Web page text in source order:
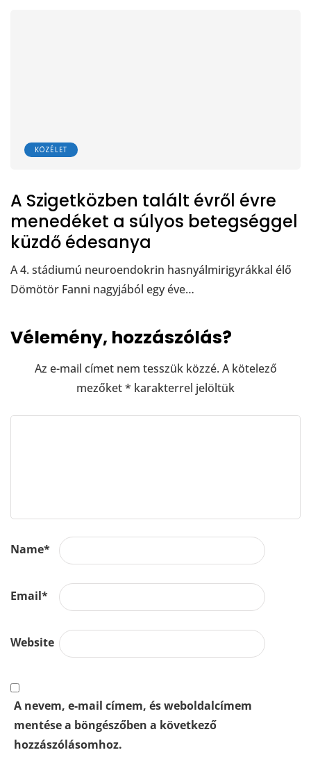
KÖZÉLET
A Szigetközben talált évről évre
menedéket a súlyos betegséggel
küzdő édesanya
A 4. stádiumú neuroendokrin hasnyálmirigyrákkal élő
Dömötör Fanni nagyjából egy éve…
Vélemény, hozzászólás?
Az e-mail címet nem tesszük közzé. A kötelező
mezőket* karakterrel jelöltük
Name*
Email*
Website
A nevem, e-mail címem, és weboldalcímem
mentése a böngészőben a következő
hozzászólásomhoz.